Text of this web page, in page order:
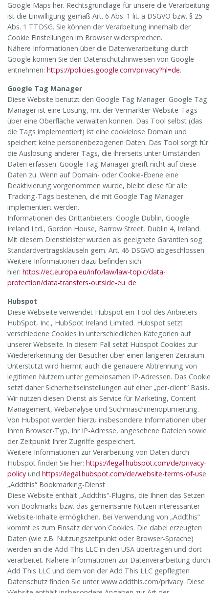
Google Maps her. Rechtsgrundlage für unsere die Verarbeitung
ist die Einwilligung gemäß Art. 6 Abs. 1 lit. a DSGVO bzw. § 25
Abs. 1 TTDSG. Sie können der Verarbeitung innerhalb der
Cookie Einstellungen im Browser widersprechen.
Nähere Informationen über die Datenverarbeitung durch
Google können Sie den Datenschutzhinweisen von Google
entnehmen: https://policies.google.com/privacy?hl=de.
Google Tag Manager
Diese Website benutzt den Google Tag Manager. Google Tag
Manager ist eine Lösung, mit der Vermarkter Website-Tags
über eine Oberfläche verwalten können. Das Tool selbst (das
die Tags implementiert) ist eine cookielose Domain und
speichert keine personenbezogenen Daten. Das Tool sorgt für
die Auslösung anderer Tags, die ihrerseits unter Umständen
Daten erfassen. Google Tag Manager greift nicht auf diese
Daten zu. Wenn auf Domain- oder Cookie-Ebene eine
Deaktivierung vorgenommen wurde, bleibt diese für alle
Tracking-Tags bestehen, die mit Google Tag Manager
implementiert werden.
Informationen des Drittanbieters: Google Dublin, Google
Ireland Ltd., Gordon House, Barrow Street, Dublin 4, Ireland.
Mit diesem Dienstleister wurden als geeignete Garantien sog.
Standardvertragsklauseln gem. Art. 46 DSGVO abgeschlossen.
Weitere Informationen dazu befinden sich
hier: https://ec.europa.eu/info/law/law-topic/data-
protection/data-transfers-outside-eu_de
Hubspot
Diese Webseite verwendet Hubspot ein Tool des Anbieters
HubSpot, Inc., HubSpot Ireland Limited. Hubspot setzt
verschiedene Cookies in unterschiedlichen Kategorien auf
unserer Webseite. In diesem Fall setzt Hubspot Cookies zur
Wiedererkennung der Besucher über einen längeren Zeitraum.
Unterstützt wird hiermit auch die genauere Abtrennung von
legitimen Nutzern unter gemeinsamen IP-Adressen. Das Cookie
setzt daher Sicherheitseinstellungen auf einer „per-client“ Basis.
Wir nutzen diesen Dienst als Service für Marketing, Content
Management, Webanalyse und Suchmaschinenoptimierung.
Von Hubspot werden hierzu insbesondere Informationen über
Ihren Browser-Typ, Ihr IP-Adresse, angesehene Dateien sowie
der Zeitpunkt Ihrer Zugriffe gespeichert.
Weitere Informationen zur Verarbeitung von Daten durch
Hubspot finden Sie hier: https://legal.hubspot.com/de/privacy-
policy und https://legal.hubspot.com/de/website-terms-of-use
„Addthis“ Bookmarking-Dienst
Diese Website enthält „Addthis“-Plugins, die Ihnen das Setzen
von Bookmarks bzw. das gemeinsame Nutzen interessanter
Website-Inhalte ermöglichen. Bei Verwendung von „Addthis“
kommt es zum Einsatz der von Cookies. Die dabei erzeugten
Daten (wie z.B. Nutzungszeitpunkt oder Browser-Sprache)
werden an die Add This LLC in den USA übertragen und dort
verarbeitet. Nähere Informationen zur Datenverarbeitung durch
Add This LLC und dem von der Add This LLC gepflegten
Datenschutz finden Sie unter www.addthis.com/privacy. Diese